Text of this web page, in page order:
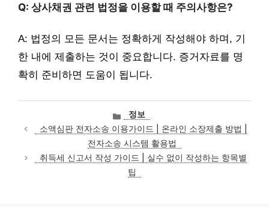
Q: 상사채권 관련 법정을 이용할 때 주의사항은?
A: 법정의 모든 문서는 정확하게 작성해야 하며, 기
한 내에 제출하는 것이 중요합니다. 증거자료를 명
확히 준비하면 도움이 됩니다.
카
테
고
리
정보
소액심판 전자소송 이용가이드 | 온라인 소장제출 방법 |
전자소송 시스템 활용법
취득세 신고서 작성 가이드 | 실수 없이 작성하는 항목별
팁